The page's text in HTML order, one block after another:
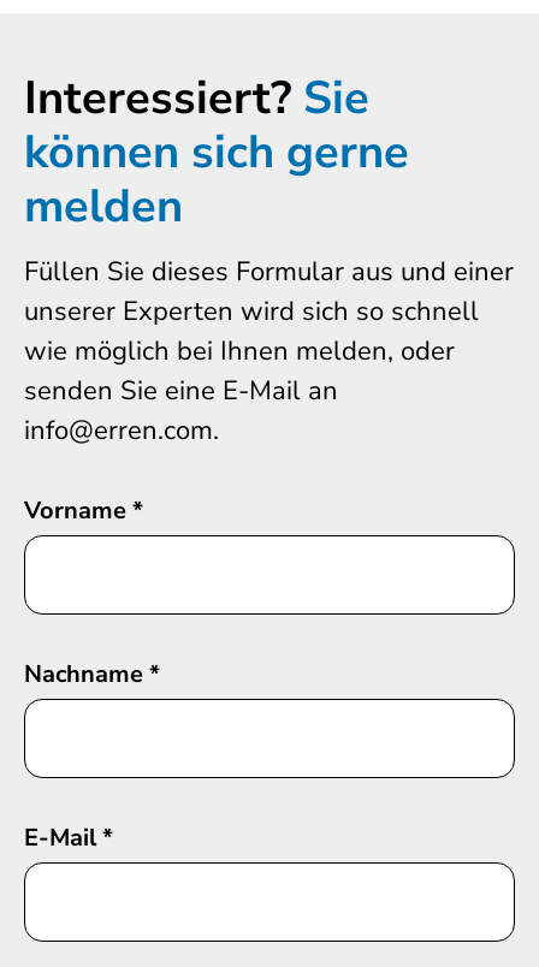
Interessiert? Sie
können sich gerne
melden
Füllen Sie dieses Formular aus und einer
unserer Experten wird sich so schnell
wie möglich bei Ihnen melden, oder
senden Sie eine E-Mail an
info@erren.com.
Vorname*
Nachname*
E-Mail*